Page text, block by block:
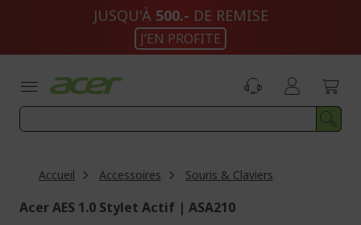
JUSQU'À 500.- DE REMISE
J’EN PROFITE
Accueil Accessoires Souris & Claviers
Acer AES 1.0 Stylet Actif | ASA210